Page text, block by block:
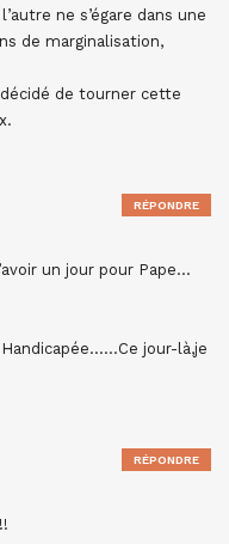
ne s’égare dans une
de marginalisation,
de tourner cette
un jour pour Pape…
jour-là,je
RÉPONDRE
RÉPONDRE